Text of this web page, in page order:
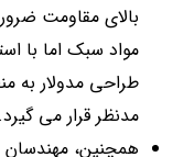
بالای مقاومت
مواد سبک اما با
طراحی مدولار به
مدنظر قرار می گیرد.
همچنین، مهندسان